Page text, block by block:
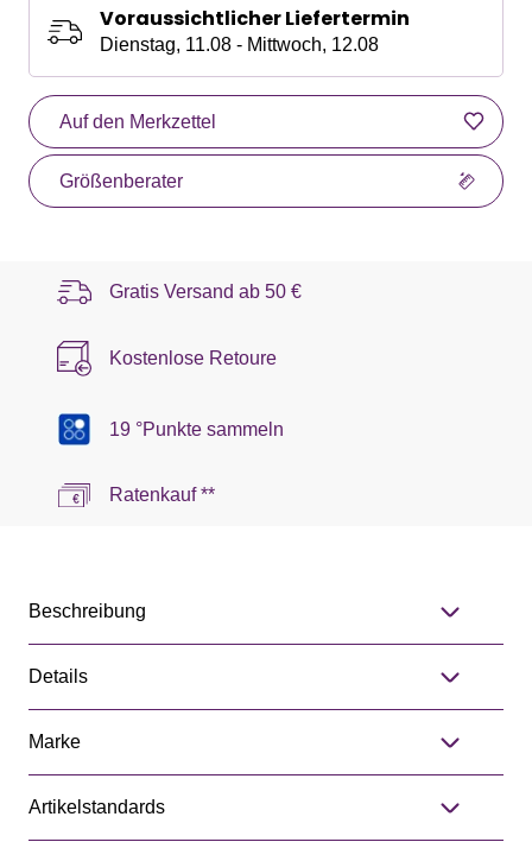
Voraussichtlicher Liefertermin
Dienstag, 11.08 - Mittwoch, 12.08
Auf den Merkzettel
Größenberater
Gratis Versand ab 50 €
Kostenlose Retoure
19 °Punkte sammeln
Ratenkauf **
Beschreibung
Details
Marke
Artikelstandards